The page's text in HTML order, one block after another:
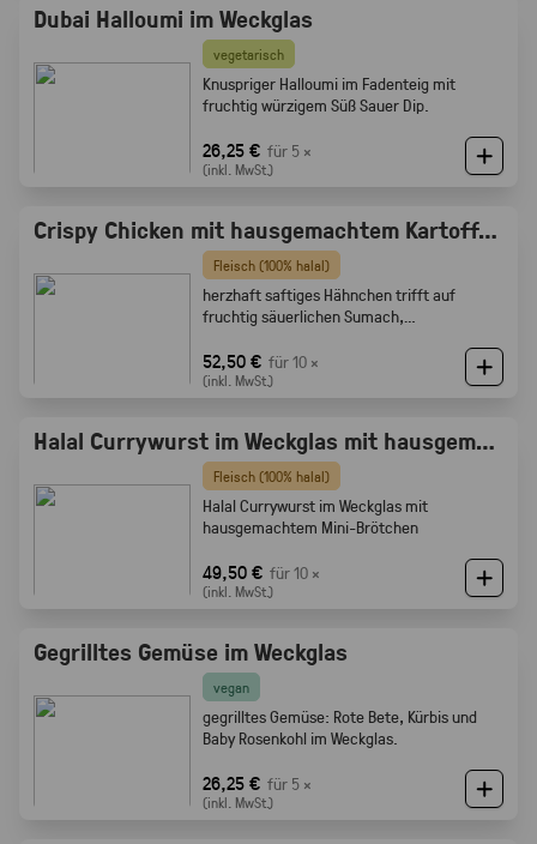
Dubai Halloumi im Weckglas
vegetarisch
Knuspriger Halloumi im Fadenteig mit
fruchtig würzigem Süß Sauer Dip.
26,25 € für 5 ×
(inkl. MwSt.)
Crispy Chicken mit hausgemachtem Kartoffelsalat
Fleisch (100% halal)
herzhaft saftiges Hähnchen trifft auf
fruchtig säuerlichen Sumach,
Röstaromen vom knusprigen Brot
52,50 € für 10 ×
(inkl. MwSt.)
Halal Currywurst im Weckglas mit hausgemachtem Mini-Brötchen
Fleisch (100% halal)
Halal Currywurst im Weckglas mit
hausgemachtem Mini-Brötchen
49,50 € für 10 ×
(inkl. MwSt.)
Gegrilltes Gemüse im Weckglas
vegan
gegrilltes Gemüse: Rote Bete, Kürbis und
Baby Rosenkohl im Weckglas.
26,25 € für 5 ×
(inkl. MwSt.)